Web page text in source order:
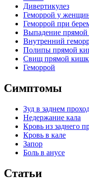
Дивертикулез
Геморрой у
Геморрой при
Выпадение
Внутренний
Полипы прямой
Свищ прямой
Геморрой
Симптомы
Зуд в заднем
Недержание кала
Кровь из заднего
Кровь в кале
Запор
Боль в анусе
Статьи